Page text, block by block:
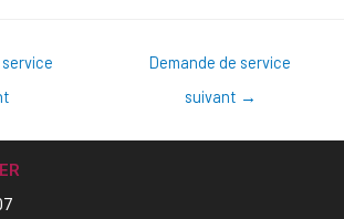
Demande de service
suivant →